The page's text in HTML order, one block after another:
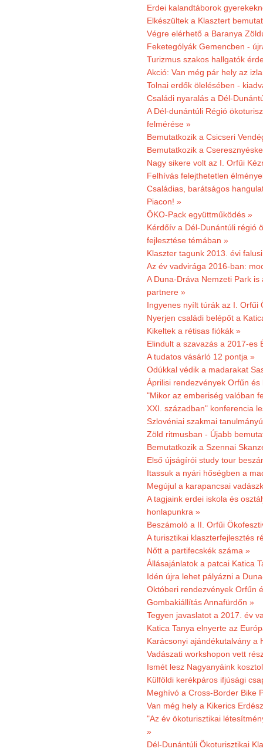
Erdei kalandtáborok
Elkészültek a Klasztert
Végre elérhető a Baranya
Feketególyák Gemencben -
Turizmus szakos hallgatók
Akció: Van még pár hely az
Tolnai erdők ölelésében -
Családi nyaralás a Dél-
A Dél-dunántúli Régió
felmérése »
Bemutatkozik a Csicseri
Bemutatkozik a
Nagy sikere volt az I. Orfűi
Felhívás felejthetetlen
Családias, barátságos
Piacon! »
ÖKO-Pack együttműködés »
Kérdőív a Dél-Dunántúli régió
fejlesztése témában »
Klaszter tagunk 2013. évi
Az év vadvirága 2016-ban:
A Duna-Dráva Nemzeti Park
partnere »
Ingyenes nyílt túrák az I. Orfűi
Nyerjen családi belépőt a
Kikeltek a rétisas fiókák »
Elindult a szavazás a 2017-es
A tudatos vásárló 12 pontja »
Odúkkal védik a madarakat
Áprilisi rendezvények Orfűn és
"Mikor az emberiség valóban
XXI. században" konferencia
Szlovéniai szakmai
Zöld ritmusban - Újabb
Bemutatkozik a Szennai
Első újságírói study tour
Itassuk a nyári hőségben a
Megújul a karapancsai
A tagjaink erdei iskola és
honlapunkra »
Beszámoló a II. Orfűi
A turisztikai klaszterfejlesztés
Nőtt a partifecskék száma »
Állásajánlatok a patcai Katica
Idén újra lehet pályázni a
Októberi rendezvények Orfűn
Gombakiállítás Annafürdőn »
Tegyen javaslatot a 2017. év
Katica Tanya elnyerte az
Karácsonyi ajándékutalvány a
Vadászati workshopon vett
Ismét lesz Nagyanyáink
Külföldi kerékpáros ifjúsági
Meghívó a Cross-Border Bike
Van még hely a Kikerics
"Az év ökoturisztikai
»
Dél-Dunántúli Ökoturisztikai